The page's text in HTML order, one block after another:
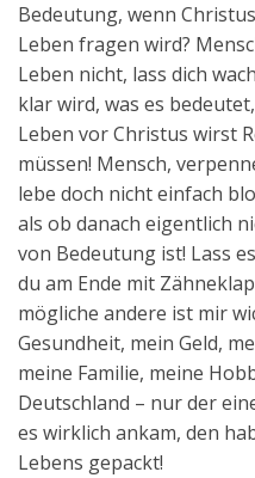
Bedeutung, wenn
Leben fragen wird?
Leben nicht, lass dich
klar wird, was es
Leben vor Christus wirst
müssen! Mensch,
lebe doch nicht einfach
als ob danach eigentlich
von Bedeutung ist! Lass
du am Ende mit
mögliche andere ist mir
Gesundheit, mein Geld,
meine Familie, meine
Deutschland – nur der
es wirklich ankam, den
Lebens gepackt!